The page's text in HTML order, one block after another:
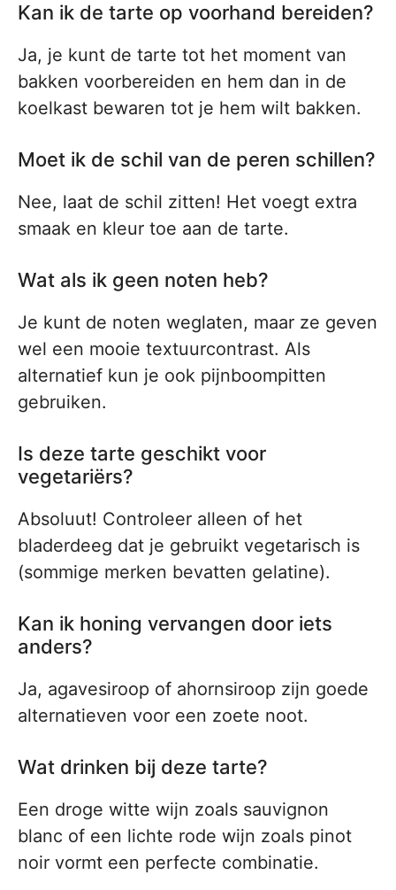
Kan ik de tarte op voorhand bereiden?
Ja, je kunt de tarte tot het moment van
bakken voorbereiden en hem dan in de
koelkast bewaren tot je hem wilt bakken.
Moet ik de schil van de peren schillen?
Nee, laat de schil zitten! Het voegt extra
smaak en kleur toe aan de tarte.
Wat als ik geen noten heb?
Je kunt de noten weglaten, maar ze geven
wel een mooie textuurcontrast. Als
alternatief kun je ook pijnboompitten
gebruiken.
Is deze tarte geschikt voor
vegetariërs?
Absoluut! Controleer alleen of het
bladerdeeg dat je gebruikt vegetarisch is
(sommige merken bevatten gelatine).
Kan ik honing vervangen door iets
anders?
Ja, agavesiroop of ahornsiroop zijn goede
alternatieven voor een zoete noot.
Wat drinken bij deze tarte?
Een droge witte wijn zoals sauvignon
blanc of een lichte rode wijn zoals pinot
noir vormt een perfecte combinatie.